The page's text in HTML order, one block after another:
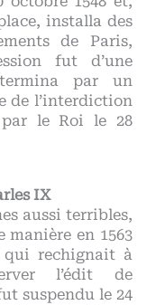
installa des
de Paris,
fut d’une
par un
de l’interdiction
par le Roi le 28
IX
aussi terribles,
manière en 1563
qui rechignait à
l’édit de
suspendu le 24